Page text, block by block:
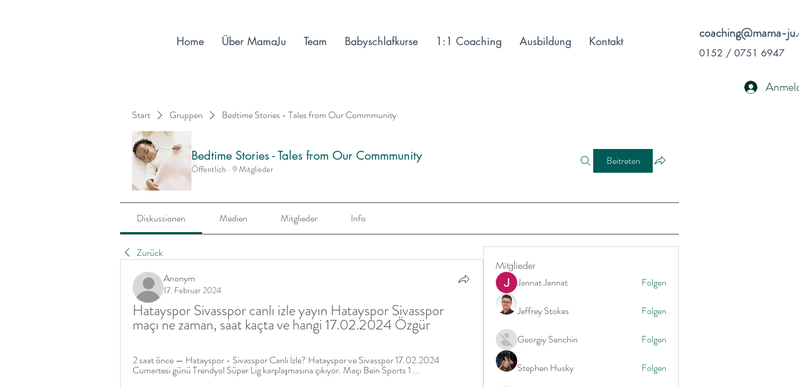
coaching@mama-
0152 / 0751 6947
Start Gruppen Bedtime Stories - Tales from Our Commmunity
Bedtime Stories - Tales from Our Commmunity
Öffentlich · 9 Mitglieder
Beitreten
Diskussionen Medien Mitglieder Info
Zurück
Anonym
17. Februar 2024
Hatayspor Sivasspor canlı izle yayın Hatayspor Sivasspor
maçı ne zaman, saat kaçta ve hangi 17.02.2024 Özgür
2 saat önce — Hatayspor - Sivasspor Canlı İzle? Hatayspor ve Sivasspor 17.02.2024
Cumartesi günü Trendyol Süper Lig karşılaşmasına çıkıyor. Maçı Bein Sports 1 ...
Mitglieder
Jannat Jannat Folgen
Jeffrey Stokes Folgen
Georgiy Senchin Folgen
Stephen Husky Folgen
Home Über MamaJu Team Babyschlafkurse 1:1 Coaching Ausbildung Kontakt